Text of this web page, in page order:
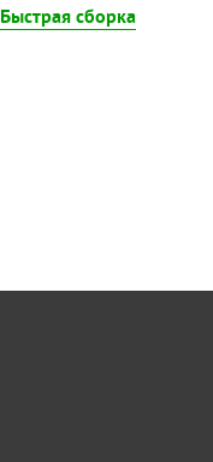
Быстрая сборка